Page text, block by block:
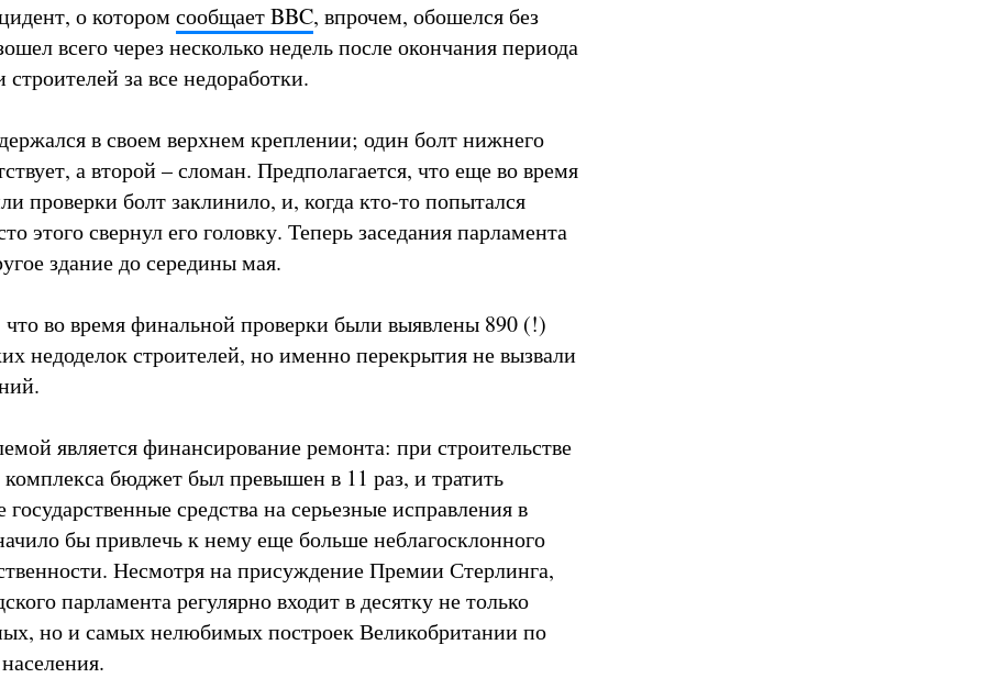
о котором сообщает BBC, впрочем, обошелся без
всего через несколько недель после окончания периода
строителей за все недоработки.
в своем верхнем креплении; один болт нижнего
а второй – сломан. Предполагается, что еще во время
проверки болт заклинило, и, когда кто-то попытался
этого свернул его головку. Теперь заседания парламента
здание до середины мая.
во время финальной проверки были выявлены 890 (!)
недоделок строителей, но именно перекрытия не вызвали
является финансирование ремонта: при строительстве
комплекса бюджет был превышен в 11 раз, и тратить
средства на серьезные исправления в
бы привлечь к нему еще больше неблагосклонного
Несмотря на присуждение Премии Стерлинга,
парламента регулярно входит в десятку не только
но и самых нелюбимых построек Великобритании по